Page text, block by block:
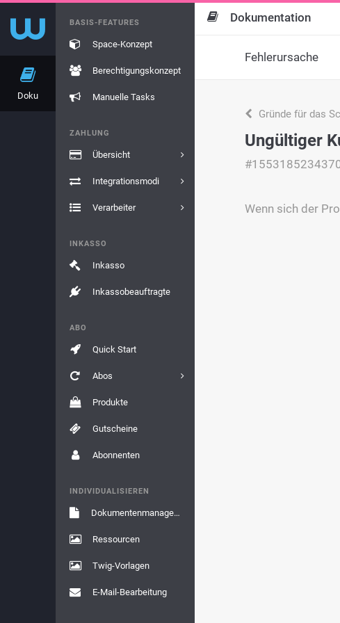
Doku
BASIS-FEATURES
Space-Konzept
Berechtigungskonzept
Manuelle Tasks
ZAHLUNG
Übersicht
Integrationsmodi
Verarbeiter
INKASSO
Inkasso
Inkassobeauftragte
ABO
Quick Start
Abos
Produkte
Gutscheine
Abonnenten
INDIVIDUALISIEREN
Dokumentenmanagement
Ressourcen
Twig-Vorlagen
E-Mail-Bearbeitung
Dokumentation
Fehlerursache
Gründe für das
Ungültiger
Wenn sich der